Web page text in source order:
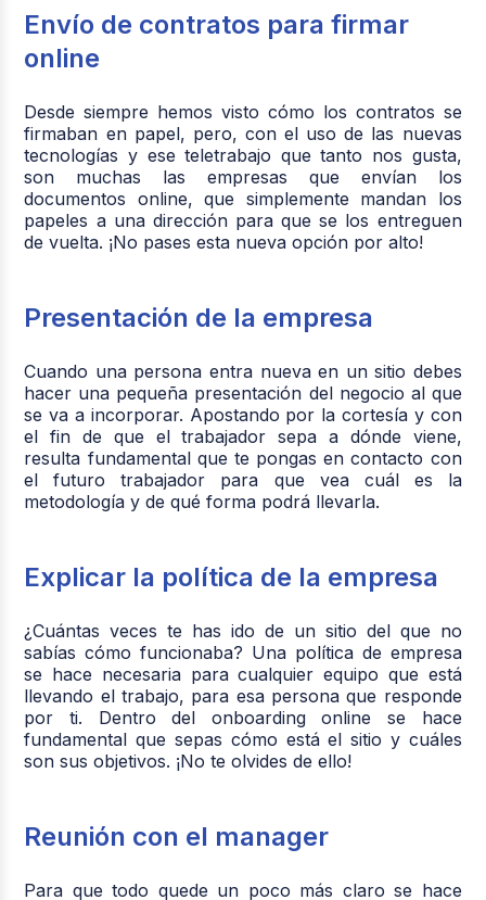
Envío de contratos para firmar
online
Desde siempre hemos visto cómo los contratos se
firmaban en papel, pero, con el uso de las nuevas
tecnologías y ese teletrabajo que tanto nos gusta,
son muchas las empresas que envían los
documentos online, que simplemente mandan los
papeles a una dirección para que se los entreguen
de vuelta. ¡No pases esta nueva opción por alto!
Presentación de la empresa
Cuando una persona entra nueva en un sitio debes
hacer una pequeña presentación del negocio al que
se va a incorporar. Apostando por la cortesía y con
el fin de que el trabajador sepa a dónde viene,
resulta fundamental que te pongas en contacto con
el futuro trabajador para que vea cuál es la
metodología y de qué forma podrá llevarla.
Explicar la política de la empresa
¿Cuántas veces te has ido de un sitio del que no
sabías cómo funcionaba? Una política de empresa
se hace necesaria para cualquier equipo que está
llevando el trabajo, para esa persona que responde
por ti. Dentro del onboarding online se hace
fundamental que sepas cómo está el sitio y cuáles
son sus objetivos. ¡No te olvides de ello!
Reunión con el manager
Para que todo quede un poco más claro se hace